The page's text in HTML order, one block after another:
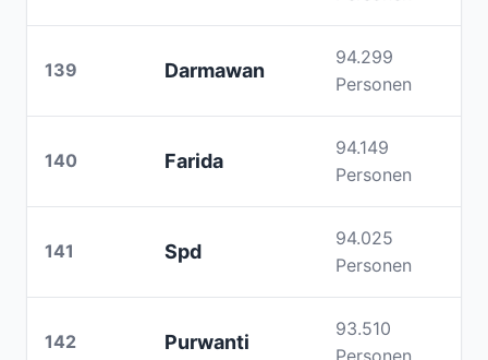
139 Darmawan
94.299
Personen
140 Farida
94.149
Personen
141 Spd
94.025
Personen
142 Purwanti
93.510
Personen